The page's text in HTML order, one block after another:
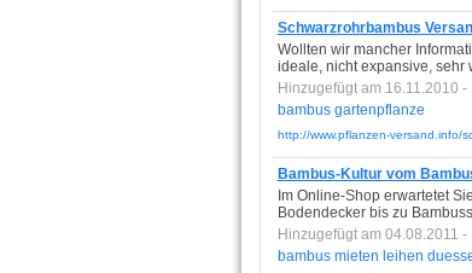
Schwarzrohrbambus
Wollten wir mancher
ideale, nicht expansive, sehr
Hinzugefügt am 16.11.2010 -
bambus gartenpflanze
http://www.pflanzen-versand.info/
Bambus-Kultur vom
Im Online-Shop erwartetet
Bodendecker bis zu
Hinzugefügt am 04.08.2011 -
bambus mieten leihen